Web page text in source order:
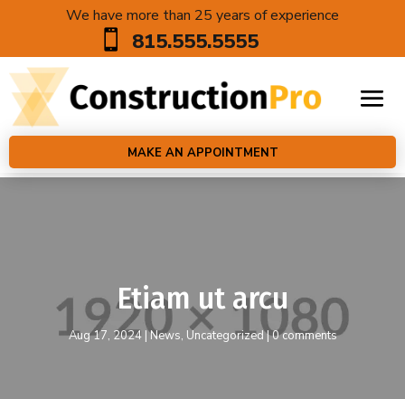
We have more than 25 years of experience
 815.555.5555
MAKE AN APPOINTMENT
Etiam ut arcu
Aug 17, 2024|News, Uncategorized|0 comments